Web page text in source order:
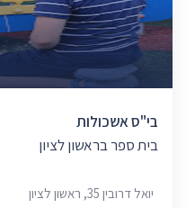
בי"ס אשכולות
בית ספר בראשון לציון
יואל דרובין 35, ראשון לציון